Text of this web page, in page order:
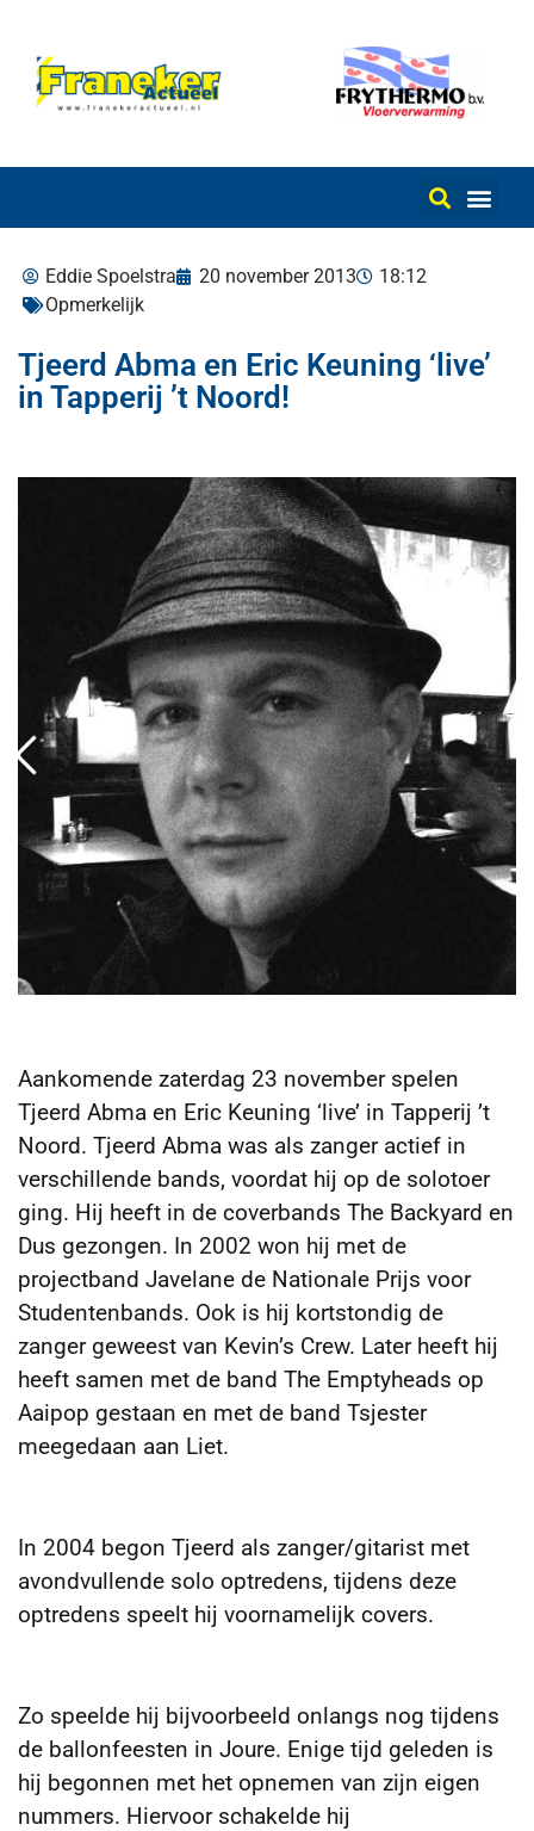
Eddie Spoelstra 20 november 2013
18:12
Opmerkelijk
Tjeerd Abma en Eric Keuning ‘live’
in Tapperij ’t Noord!
Aankomende zaterdag 23 november spelen
Tjeerd Abma en Eric Keuning ‘live’ in Tapperij ’t
Noord. Tjeerd Abma was als zanger actief in
verschillende bands, voordat hij op de solotoer
ging. Hij heeft in de coverbands The Backyard en
Dus gezongen. In 2002 won hij met de
projectband Javelane de Nationale Prijs voor
Studentenbands. Ook is hij kortstondig de
zanger geweest van Kevin’s Crew. Later heeft hij
heeft samen met de band The Emptyheads op
Aaipop gestaan en met de band Tsjester
meegedaan aan Liet.
In 2004 begon Tjeerd als zanger/gitarist met
avondvullende solo optredens, tijdens deze
optredens speelt hij voornamelijk covers.
Zo speelde hij bijvoorbeeld onlangs nog tijdens
de ballonfeesten in Joure. Enige tijd geleden is
hij begonnen met het opnemen van zijn eigen
nummers. Hiervoor schakelde hij